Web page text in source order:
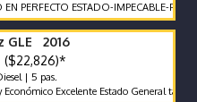
ESTADO-IMPECABLE-POCO
GLE 2016
($22,826)*
| 5 pas.
Excelente Estado General tapicería